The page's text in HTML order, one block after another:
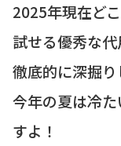
2025年現在ど
試せる優秀な
徹底的に深掘
今年の夏は冷
すよ！